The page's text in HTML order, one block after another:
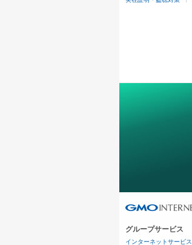
グループサービス
インターネットサービス